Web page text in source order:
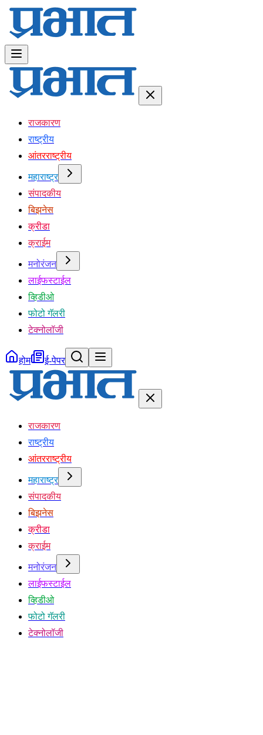
राजकारण
राष्ट्रीय
आंतरराष्ट्रीय
महाराष्ट्र
संपादकीय
बिझनेस
क्रीडा
क्राईम
मनोरंजन
लाईफस्टाईल
व्हिडीओ
फोटो गॅलरी
टेक्नोलॉजी
होम ई-पेपर
राजकारण
राष्ट्रीय
आंतरराष्ट्रीय
महाराष्ट्र
संपादकीय
बिझनेस
क्रीडा
क्राईम
मनोरंजन
लाईफस्टाईल
व्हिडीओ
फोटो गॅलरी
टेक्नोलॉजी